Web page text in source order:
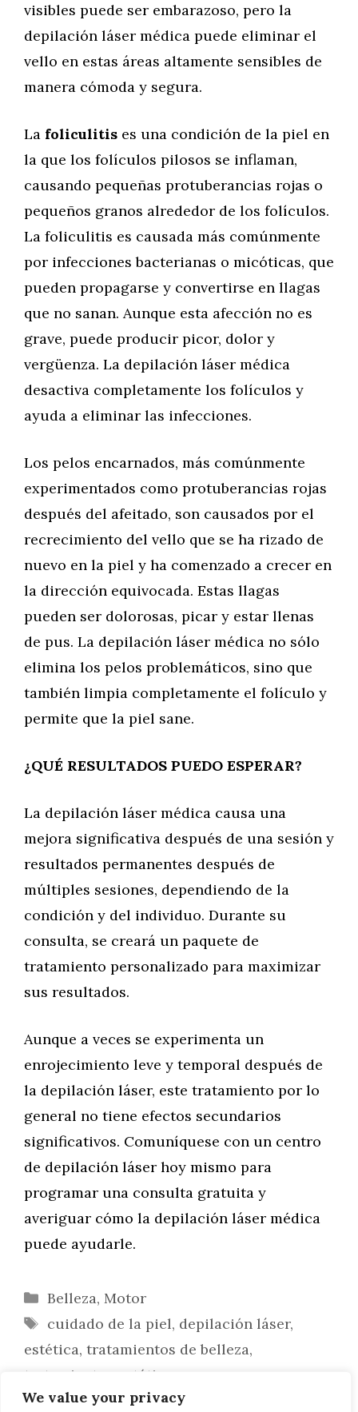
We value your privacy
visibles puede ser embarazoso, pero la
depilación láser médica puede eliminar el
vello en estas áreas altamente sensibles de
manera cómoda y segura.
La foliculitis es una condición de la piel en
la que los folículos pilosos se inflaman,
causando pequeñas protuberancias rojas o
pequeños granos alrededor de los folículos.
La foliculitis es causada más comúnmente
por infecciones bacterianas o micóticas, que
pueden propagarse y convertirse en llagas
que no sanan. Aunque esta afección no es
grave, puede producir picor, dolor y
vergüenza. La depilación láser médica
desactiva completamente los folículos y
ayuda a eliminar las infecciones.
Los pelos encarnados, más comúnmente
experimentados como protuberancias rojas
después del afeitado, son causados por el
recrecimiento del vello que se ha rizado de
nuevo en la piel y ha comenzado a crecer en
la dirección equivocada. Estas llagas
pueden ser dolorosas, picar y estar llenas
de pus. La depilación láser médica no sólo
elimina los pelos problemáticos, sino que
también limpia completamente el folículo y
permite que la piel sane.
¿QUÉ RESULTADOS PUEDO ESPERAR?
La depilación láser médica causa una
mejora significativa después de una sesión y
resultados permanentes después de
múltiples sesiones, dependiendo de la
condición y del individuo. Durante su
consulta, se creará un paquete de
tratamiento personalizado para maximizar
sus resultados.
Aunque a veces se experimenta un
enrojecimiento leve y temporal después de
la depilación láser, este tratamiento por lo
general no tiene efectos secundarios
significativos. Comuníquese con un centro
de depilación láser hoy mismo para
programar una consulta gratuita y
averiguar cómo la depilación láser médica
puede ayudarle.
Categorías
Belleza, Motor
Etiquetas
cuidado de la piel, depilación láser,
estética, tratamientos de belleza,
tratamientos estéticos
¿Cómo se destruye la piel?